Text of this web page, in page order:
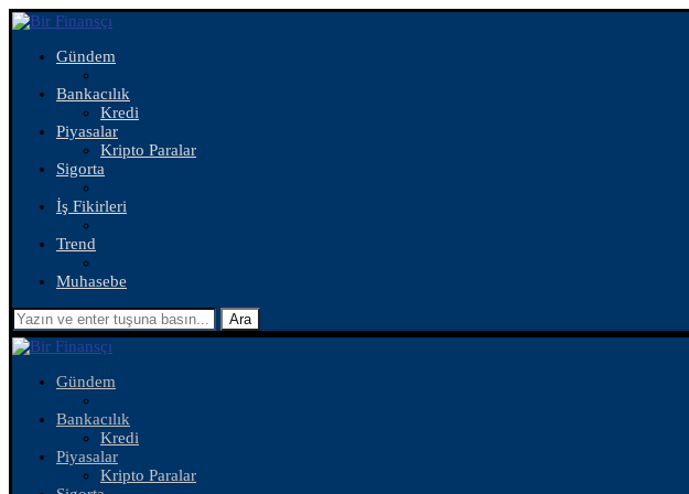
Gündem
Bankacılık
Kredi
Piyasalar
Kripto Paralar
Sigorta
İş Fikirleri
Trend
Muhasebe
Ara
Gündem
Bankacılık
Kredi
Piyasalar
Kripto Paralar